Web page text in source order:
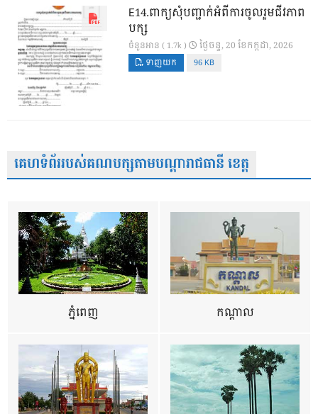
E14.ពាក្យសុំបញ្ជាក់អំពីការចូលរួមជីវភាព
បក្ស
ចំនួនអាន ( 1.7k ) ថ្ងៃ​ចន្ទ, 20 ខែ​កក្កដា, 2026
ទាញយក 96 KB
គេហទំព័ររបស់គណបក្សតាមបណ្តារាជធានី ខេត្ត
ភ្នំពេញ កណ្តាល